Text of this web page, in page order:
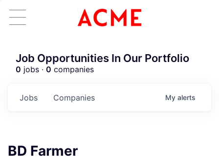
Job Opportunities In Our Portfolio
0 jobs · 0 companies
Jobs Companies My alerts
BD Farmer